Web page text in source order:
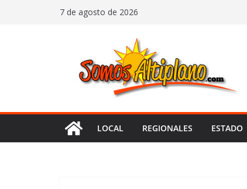
7 de agosto de 2026
LOCAL REGIONALES ESTADO